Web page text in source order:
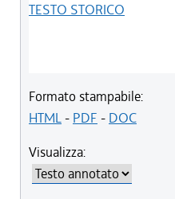
TESTO STORICO
Formato stampabile:
HTML- PDF - DOC
Visualizza: